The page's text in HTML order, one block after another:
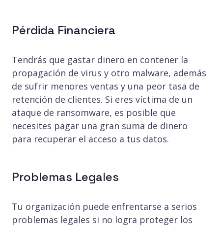
Pérdida Financiera
Tendrás que gastar dinero en contener la
propagación de virus y otro malware, además
de sufrir menores ventas y una peor tasa de
retención de clientes. Si eres víctima de un
ataque de ransomware, es posible que
necesites pagar una gran suma de dinero
para recuperar el acceso a tus datos.
Problemas Legales
Tu organización puede enfrentarse a serios
problemas legales si no logra proteger los